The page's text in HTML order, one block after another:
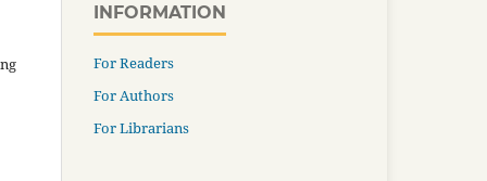
INFORMATION
For Readers
For Authors
For Librarians